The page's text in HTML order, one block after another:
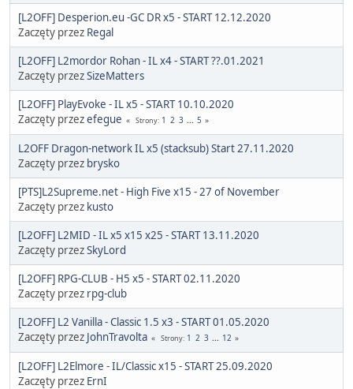
[L2OFF] Desperion.eu -GC DR x5 - START 12.12.2020
Zaczęty przez Regal
[L2OFF] L2mordor Rohan - IL x4 - START ??.01.2021
Zaczęty przezSizeMatters
[L2OFF] PlayEvoke - IL x5 - START 10.10.2020
Zaczęty przezefegue Strony 1 2 3 ... 5
L2OFF Dragon-network IL x5 (stacksub) Start 27.11.2020
Zaczęty przez brysko
[PTS]L2Supreme.net - High Five x15 - 27 of November
Zaczęty przez kusto
[L2OFF] L2MID - IL x5 x15 x25 - START 13.11.2020
Zaczęty przezSkyLord
[L2OFF] RPG-CLUB - H5 x5 - START 02.11.2020
Zaczęty przez rpg-club
[L2OFF] L2 Vanilla - Classic 1.5 x3 - START 01.05.2020
Zaczęty przez JohnTravolta Strony 1 2 3 ... 12
[L2OFF] L2Elmore - IL/Classic x15 - START 25.09.2020
Zaczęty przez ErnI